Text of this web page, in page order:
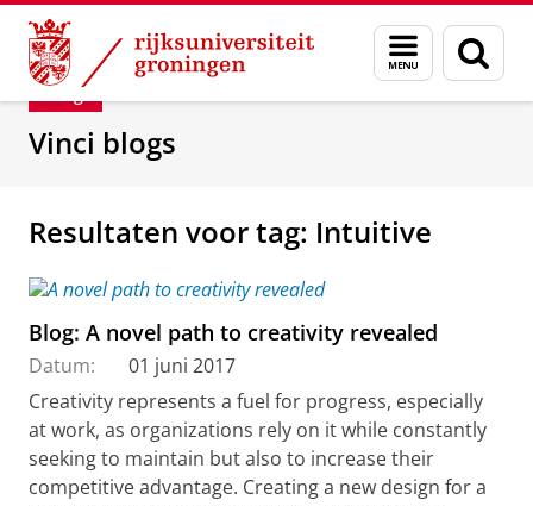
Skip
Content
Skip
Navigation
Menu
en
zoeken
Department of Innovation Management &
Blog
Vinci blogs
Resultaten voor tag: Intuitive
Blog: A novel path to creativity revealed
Datum:
01 juni 2017
Creativity represents a fuel for progress, especially
at work, as organizations rely on it while constantly
seeking to maintain but also to increase their
competitive advantage. Creating a new design for a